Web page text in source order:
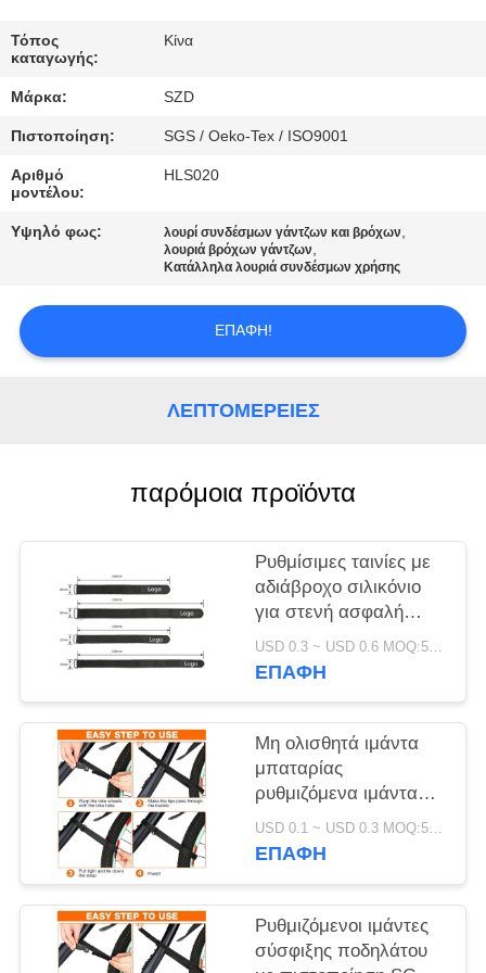
ΈΛΕΓΧΟΣ
ΕΠΙΚΟΙΝΩΝΉΣΤΕ
ΜΑΖΊ
ΜΑΣ
ΖΗΤΉΣΤΕ
ΠΡΟΣΦΟΡΆ
SITEMAP
ΑΠΟΡΡΉΤΟΥ
Τόπος
καταγωγής:
Κίνα
Μάρκα: SZD
Πιστοποίηση: SGS / Oeko-Tex / ISO9001
Αριθμό
μοντέλου:
HLS020
Υψηλό φως: λουρί συνδέσμων γάντζων και βρόχων,
λουριά βρόχων γάντζων,
Κατάλληλα λουριά συνδέσμων χρήσης
ΕΠΑΦΉ!
ΛΕΠΤΟΜΈΡΕΙΕΣ
παρόμοια προϊόντα
Ρυθμίσιμες ταινίες με
αδιάβροχο σιλικόνιο
για στενή ασφαλή
τοποθέτηση μπαταρίας
και προστασία
USD 0.3 ~ USD 0.6 MOQ:500 ΤΕΜ
ΕΠΑΦΉ
Μη ολισθητά ιμάντα
μπαταρίας
ρυθμιζόμενα ιμάντα
για ποδήλατα ιμάντες
για ποδήλατα
USD 0.1 ~ USD 0.3 MOQ:500 PCS
ΕΠΑΦΉ
Ρυθμιζόμενοι ιμάντες
σύσφιξης ποδηλάτου